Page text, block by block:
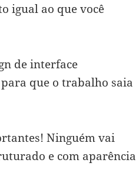
igual ao que você
de interface
que o trabalho saia
Ninguém vai
e com aparência